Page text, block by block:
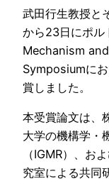
武田行生教授と
から23日にポル
Mechanism
Symposiumに
賞しました。
本受賞論文は、
大学の機構学・
（IGMR）、お
究室による共同